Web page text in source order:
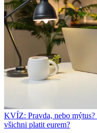
KVÍZ: Pravda, nebo mýtus?
všichni platit eurem?